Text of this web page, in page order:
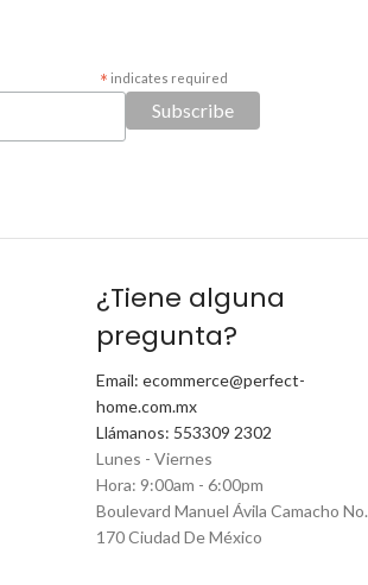
* indicates required
¿Tiene alguna
pregunta?
Email: ecommerce@perfect-
home.com.mx
Llámanos: 553309 2302
Lunes - Viernes
Hora: 9:00am - 6:00pm
Boulevard Manuel Ávila Camacho No.
170 Ciudad De México